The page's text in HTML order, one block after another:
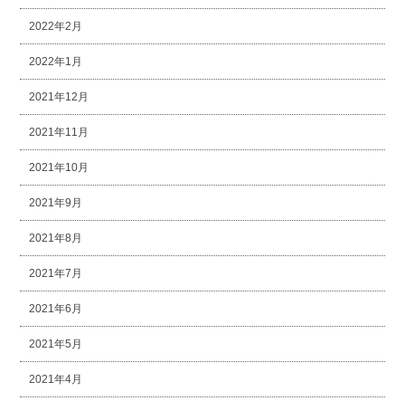
2022年2月
2022年1月
2021年12月
2021年11月
2021年10月
2021年9月
2021年8月
2021年7月
2021年6月
2021年5月
2021年4月